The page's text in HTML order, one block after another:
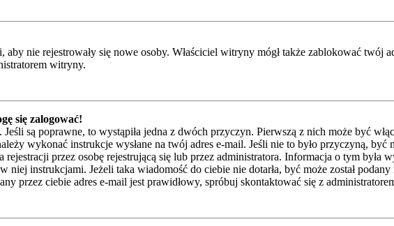
nie rejestrowały się nowe osoby. Właściciel witryny mógł także zablokować twój
witryny.
się zalogować!
są poprawne, to wystąpiła jedna z dwóch przyczyn. Pierwszą z nich może być
wykonać instrukcje wysłane na twój adres e-mail. Jeśli nie to było przyczyną,
przez osobę rejestrującą się lub przez administratora. Informacja o tym była
instrukcjami. Jeżeli taka wiadomość do ciebie nie dotarła, być może został
przez ciebie adres e-mail jest prawidłowy, spróbuj skontaktować się z